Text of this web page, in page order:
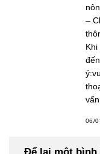
–
06/
Để lại một bình